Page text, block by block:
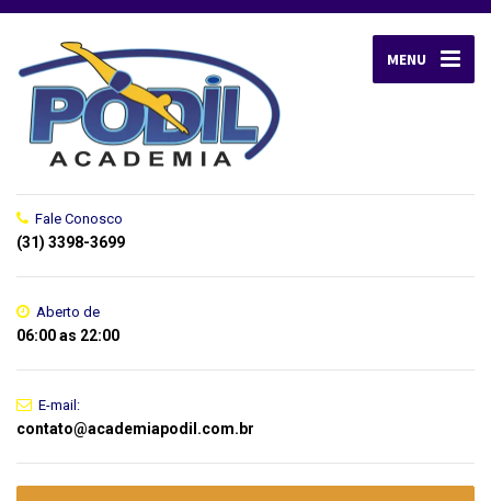
MENU
Fale Conosco
(31) 3398-3699
Aberto de
06:00 as 22:00
E-mail:
contato@academiapodil.com.br